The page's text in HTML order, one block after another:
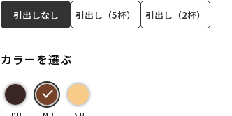
引出しなし 引出し（5杯） 引出し（2杯）
カラーを選ぶ